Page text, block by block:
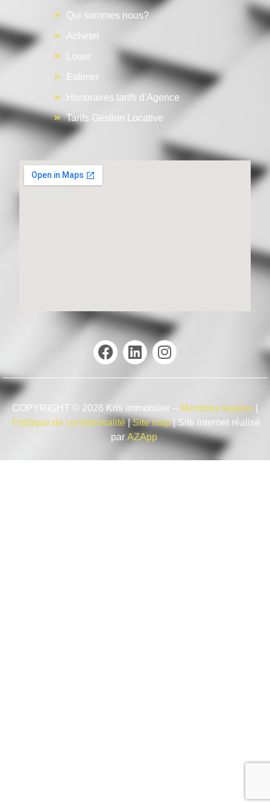
Qui sommes nous?
Acheter
Louer
Estimer
Honoraires tarifs d'Agence
Tarifs Gestion Locative
COPYRIGHT © 2026 Kris immobilier – Mentions légales
Politique de confidentialité|Site map| Site internet réalisé
par AZApp